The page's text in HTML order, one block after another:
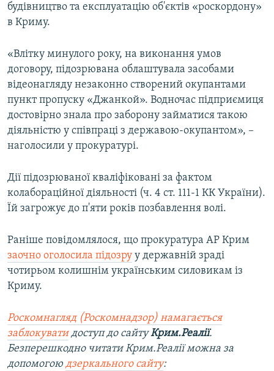
будівництво та експлуатацію об'єктів «роскордону»
в Криму.
«Влітку минулого року, на виконання умов
договору, підозрювана облаштувала засобами
відеонагляду незаконно створений окупантами
пункт пропуску «Джанкой». Водночас підприємиця
достовірно знала про заборону займатися такою
діяльністю у співпраці з державою-окупантом», –
наголосили у прокуратурі.
Дії підозрюваної кваліфіковані за фактом
колабораційної діяльності (ч. 4 ст. 111-1 КК України).
Їй загрожує до п'яти років позбавлення волі.
Раніше повідомлялося, що прокуратура АР Крим
заочно оголосила підозру у державній зраді
чотирьом колишнім українським силовикам із
Криму.
Роскомнагляд (Роскомнадзор) намагається
заблокуватидоступ до сайтуКрим.Реалії.
Безперешкодно читати Крим.Реалії можна за
допомогою дзеркального сайту: